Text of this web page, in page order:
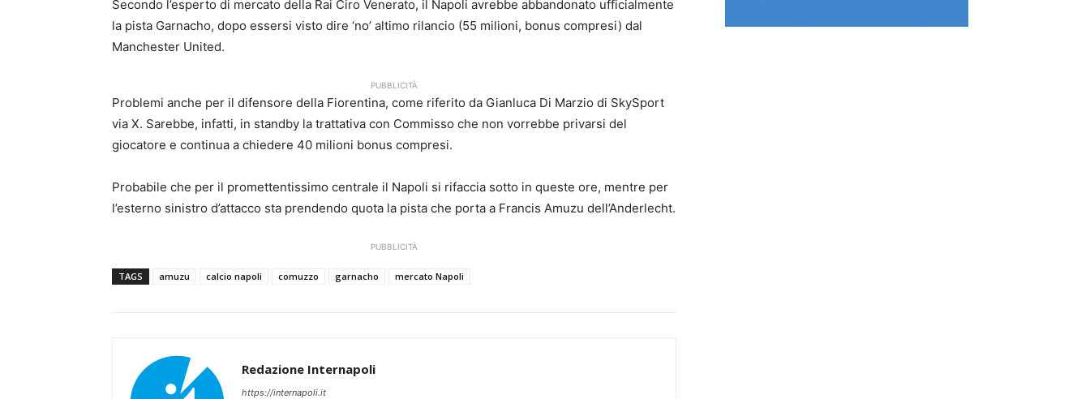
Secondo l’esperto di mercato della Rai Ciro Venerato, il Napoli avrebbe abbandonato ufficialmente
la pista Garnacho, dopo essersi visto dire ‘no’ altimo rilancio (55 milioni, bonus compresi) dal
Manchester United.
PUBBLICITÀ
Problemi anche per il difensore della Fiorentina, come riferito da Gianluca Di Marzio di SkySport
via X. Sarebbe, infatti, in standby la trattativa con Commisso che non vorrebbe privarsi del
giocatore e continua a chiedere 40 milioni bonus compresi.
Probabile che per il promettentissimo centrale il Napoli si rifaccia sotto in queste ore, mentre per
l’esterno sinistro d’attacco sta prendendo quota la pista che porta a Francis Amuzu dell’Anderlecht.
PUBBLICITÀ
TAGS amuzu calcio napoli comuzzo garnacho mercato Napoli
Redazione Internapoli
https://internapoli.it